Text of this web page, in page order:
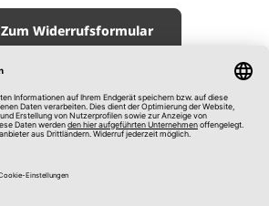
Zum Widerrufsformular
Impressum
AGB
Datenschutz